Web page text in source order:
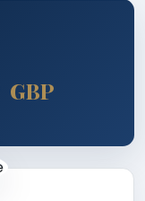
GBP